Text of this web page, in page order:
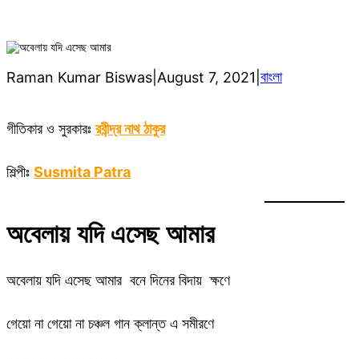
Raman Kumar Biswas August 7, 2021 বাংলা
গীতিকার ও সুরকারঃ রবীন্দ্র নাথ ঠাকুর
শিল্পীঃ Susmita Patra
অবেলায় যদি এসেছ আমার
অবেলায় যদি এসেছ আমার বনে দিনের বিদায় ক্ষণে
গেয়ো না গেয়ো না চঞ্চল গান ক্লান্ত এ সমীরণে